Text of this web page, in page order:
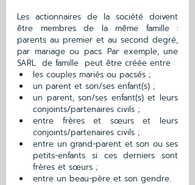
Les actionnaires de la société doivent
être membres de la même famille :
parents au premier et au second degré,
par mariage ou pacs. Par exemple, une
SARL  de famille  peut être créée entre :
les couples mariés ou pacsés ;
un parent et son/ses enfant(s) ;
un parent, son/ses enfant(s) et leurs
conjoints/partenaires civils ;
entre frères et sœurs et leurs
conjoints/partenaires civils ;
entre un grand-parent et son ou ses
petits-enfants si ces derniers sont
frères et sœurs ;
entre un beau-père et son gendre.